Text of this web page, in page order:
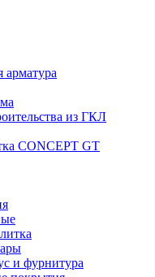
арматура
из ГКЛ
CONCEPT GT
и фурнитура